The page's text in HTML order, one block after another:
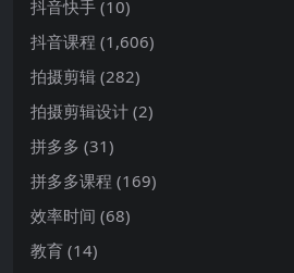
抖音快手 (10)
抖音课程 (1,606)
拍摄剪辑 (282)
拍摄剪辑设计 (2)
拼多多 (31)
拼多多课程 (169)
效率时间 (68)
教育 (14)